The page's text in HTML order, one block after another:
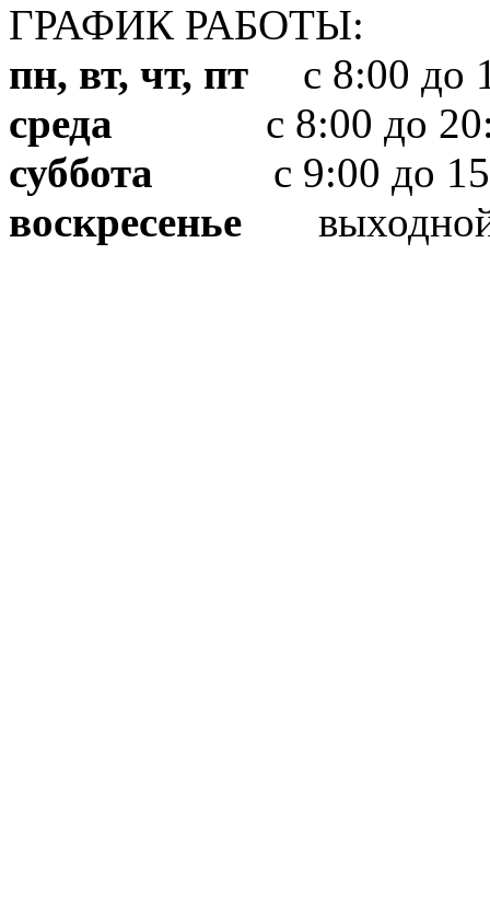
ГРАФИК РАБОТЫ:
пн, вт, чт, пт с 8:00 до
среда с 8:00 до
суббота с 9:00 до
воскресенье